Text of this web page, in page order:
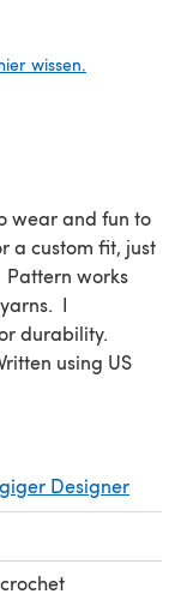
wissen.
wear and fun to
a custom fit, just
works
I
durability.
using US
Designer